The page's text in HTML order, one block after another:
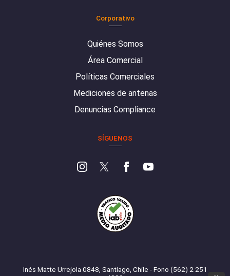
Corporativo
Quiénes Somos
Área Comercial
Políticas Comerciales
Mediciones de antenas
Denuncias Compliance
SÍGUENOS
Inés Matte Urrejola 0848, Santiago, Chile - Fono (562) 2 251